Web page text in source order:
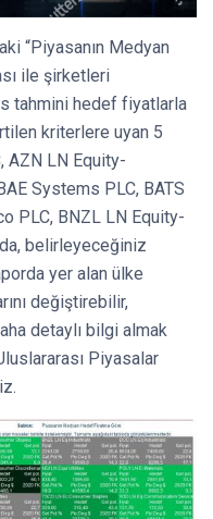
“Piyasanın Medyan
ile şirketleri
tahmini hedef fiyatlarla
kriterlere uyan 5
AZN LN Equity-
Systems PLC, BATS
PLC, BNZL LN Equity-
belirleyeceğiniz
yer alan ülke
değiştirebilir,
detaylı bilgi almak
Piyasalar